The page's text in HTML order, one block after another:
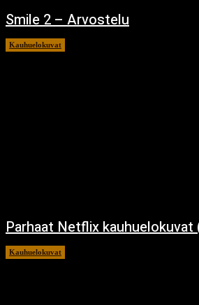
Smile 2 – Arvostelu
Kauhuelokuvat
Parhaat Netflix kauhuelokuvat
Kauhuelokuvat